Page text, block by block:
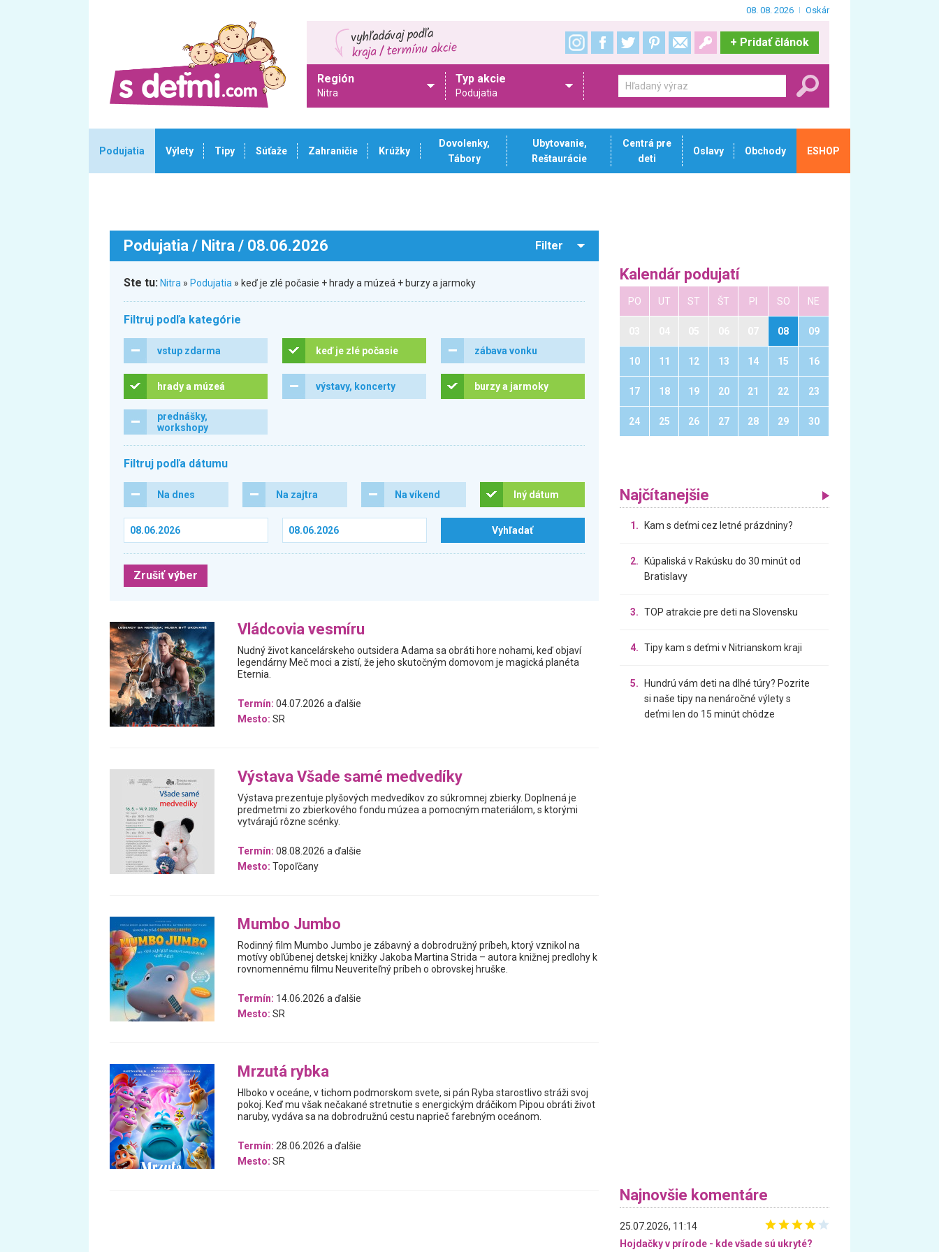
08. 08. 2026 Oskár
+ Pridať článok
Región
Nitra
Typ akcie
Podujatia
Podujatia Výlety Tipy Súťaže Zahraničie Krúžky
Dovolenky,
Tábory
Ubytovanie,
Reštaurácie
Centrá pre
deti
Oslavy Obchody ESHOP
Podujatia / Nitra / 08.06.2026 Filter
Ste tu: Nitra » Podujatia » keď je zlé počasie + hrady a múzeá + burzy a jarmoky
Filtruj podľa kategórie
vstup zdarma keď je zlé počasie zábava vonku
hrady a múzeá výstavy, koncerty burzy a jarmoky
prednášky,
workshopy
Filtruj podľa dátumu
Na dnes Na zajtra Na víkend Iný dátum
Zrušiť výber
Vládcovia vesmíru
Nudný život kancelárskeho outsidera Adama sa obráti hore nohami, keď objaví
legendárny Meč moci a zistí, že jeho skutočným domovom je magická planéta
Eternia.
Termín: 04.07.2026 a ďalšie
Mesto: SR
Výstava Všade samé medvedíky
Výstava prezentuje plyšových medvedíkov zo súkromnej zbierky. Doplnená je
predmetmi zo zbierkového fondu múzea a pomocným materiálom, s ktorými
vytvárajú rôzne scénky.
Termín: 08.08.2026 a ďalšie
Mesto: Topoľčany
Mumbo Jumbo
Rodinný film Mumbo Jumbo je zábavný a dobrodružný príbeh, ktorý vznikol na
motívy obľúbenej detskej knižky Jakoba Martina Strida – autora knižnej predlohy k
rovnomennému filmu Neuveriteľný príbeh o obrovskej hruške.
Termín: 14.06.2026 a ďalšie
Mesto: SR
Mrzutá rybka
Hlboko v oceáne, v tichom podmorskom svete, si pán Ryba starostlivo stráži svoj
pokoj. Keď mu však nečakané stretnutie s energickým dráčikom Pipou obráti život
naruby, vydáva sa na dobrodružnú cestu naprieč farebným oceánom.
Termín: 28.06.2026 a ďalšie
Mesto: SR
Kalendár podujatí
PO UT ST ŠT PI SO NE
08 09
10 11 12 13 14 15 16
17 18 19 20 21 22 23
24 25 26 27 28 29 30
Najčítanejšie
1. Kam s deťmi cez letné prázdniny?
2.
Kúpaliská v Rakúsku do 30 minút od
Bratislavy
3. TOP atrakcie pre deti na Slovensku
4. Tipy kam s deťmi v Nitrianskom kraji
5.
Hundrú vám deti na dlhé túry? Pozrite
si naše tipy na nenáročné výlety s
deťmi len do 15 minút chôdze
Najnovšie komentáre
25.07.2026, 11:14
Hojdačky v prírode - kde všade sú ukryté?